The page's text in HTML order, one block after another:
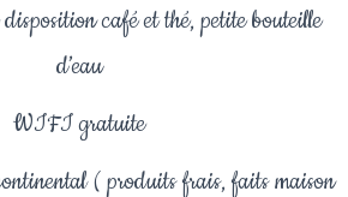
café et thé, petite bouteille
d’eau
WIFI gratuite
( produits frais, faits maison